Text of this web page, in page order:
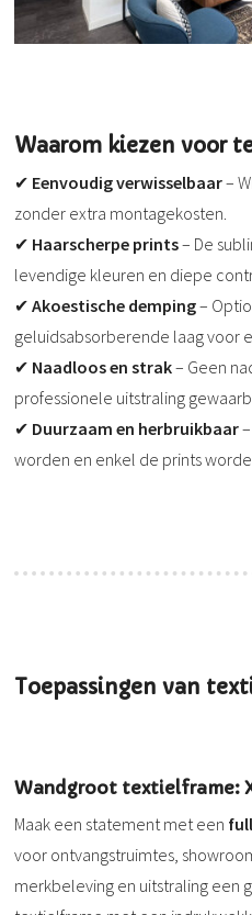
Waarom kiezen voor
✔ Eenvoudig verwisselbaar–
zonder extra montagekosten.
✔ Haarscherpe prints– De
levendige kleuren en diepe
✔Akoestische demping–
geluidsabsorberende laag voor
✔ Naadloos en strak– Geen
professionele uitstraling
✔ Duurzaam en herbruikbaar
worden en enkel de prints
Toepassingen van
Wandgroot textielframe:
Maak een statement met een
voor ontvangstruimtes,
merkbeleving en uitstraling een